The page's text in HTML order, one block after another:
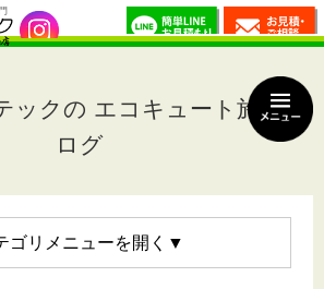
ックの エコキュート施工ブ
ログ
ゴリメニュー